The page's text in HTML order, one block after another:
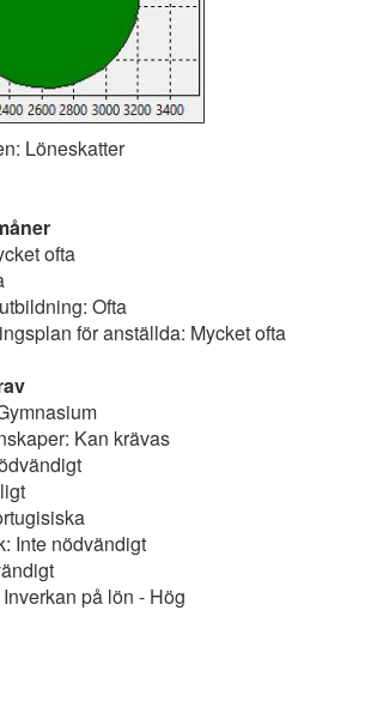
Löneskatter
ofta
Ofta
för anställda: Mycket ofta
Kan krävas
Inte nödvändigt
på lön - Hög